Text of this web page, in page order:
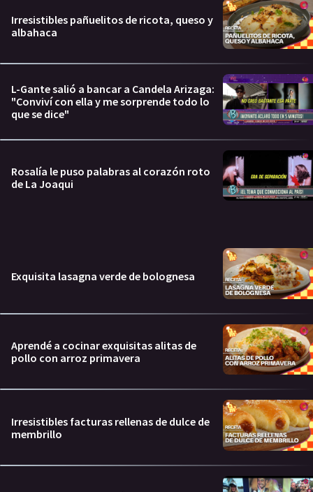
Irresistibles pañuelitos de ricota, queso y
albahaca
L-Gante salió a bancar a Candela Arizaga:
"Conviví con ella y me sorprende todo lo
que se dice"
Rosalía le puso palabras al corazón roto
de La Joaqui
Exquisita lasagna verde de bolognesa
Aprendé a cocinar exquisitas alitas de
pollo con arroz primavera
Irresistibles facturas rellenas de dulce de
membrillo